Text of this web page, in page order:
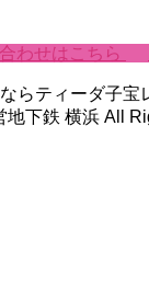
わせはこちら
らティーダ子
下鉄 横浜 All